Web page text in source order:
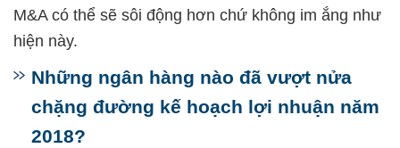
M&A có thể sẽ sôi động hơn chứ không im ắng như
hiện này.
Những ngân hàng nào đã vượt nửa
chặng đường kế hoạch lợi nhuận năm
2018?